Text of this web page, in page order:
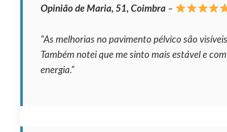
Opinião de Maria, 51, Coimbra –
“As melhorias no pavimento pélvico são
Também notei que me sinto mais estável e
energia.”